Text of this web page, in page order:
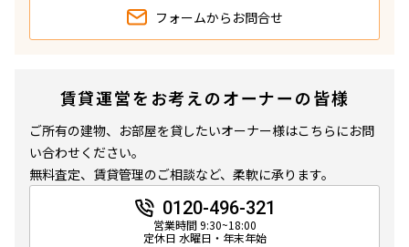
フォームから お問合せ
賃貸運営をお考えのオーナーの皆様
ご所有の建物、お部屋を貸したいオーナー様はこちらにお問
い合わせください。
無料査定、賃貸管理のご相談など、柔軟に承ります。
0120-496-321
営業時間 9:30~18:00
定休日 水曜日・年末年始